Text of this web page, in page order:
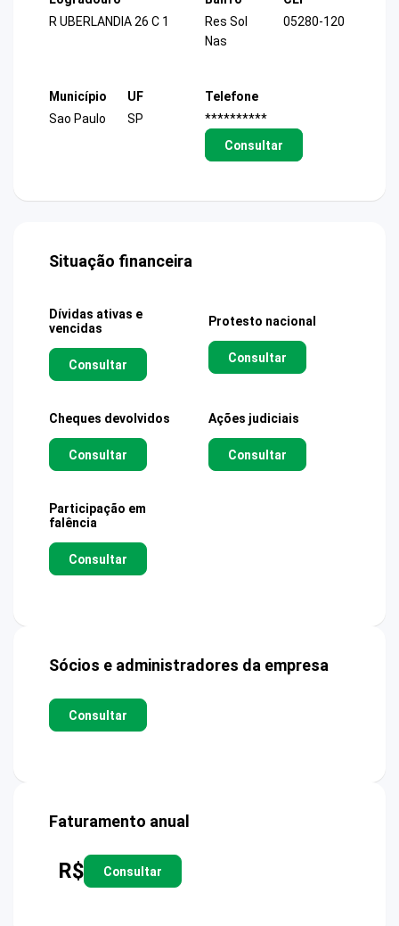
R UBERLANDIA 26 C 1
Res Sol
Nas
05280-120
Município
Sao Paulo
UF
SP
Telefone
**********
Consultar
Situação financeira
Dívidas ativas e
vencidas
Consultar
Protesto nacional
Consultar
Cheques devolvidos
Consultar
Ações judiciais
Consultar
Participação em
falência
Consultar
Sócios e administradores da empresa
Consultar
Faturamento anual
R$ Consultar